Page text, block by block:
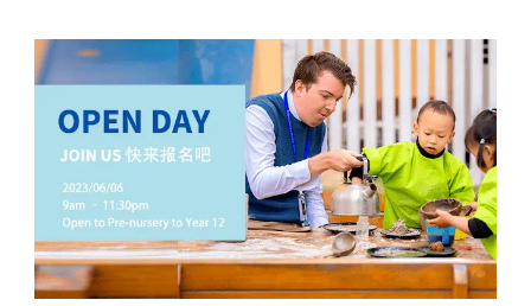
News image